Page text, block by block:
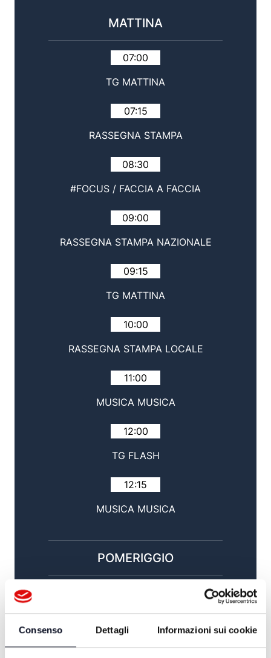
Consenso Dettagli Informazioni sui cookie
MATTINA
07:00
TG MATTINA
07:15
RASSEGNA STAMPA
08:30
#FOCUS / FACCIA A FACCIA
09:00
RASSEGNA STAMPA NAZIONALE
09:15
TG MATTINA
10:00
RASSEGNA STAMPA LOCALE
11:00
MUSICA MUSICA
12:00
TG FLASH
12:15
MUSICA MUSICA
POMERIGGIO
TG GIORNO / SPORT
15:00